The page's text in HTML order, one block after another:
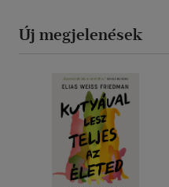
Új megjelenések